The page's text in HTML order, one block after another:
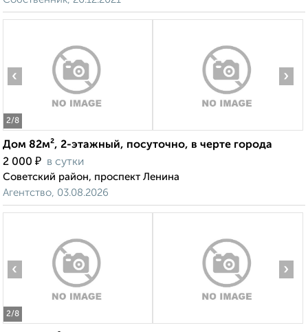
2/8
‹ ›
Дом 82м², 2-этажный, посуточно, в черте города
2 000 ₽ в сутки
Советский район, проспект Ленина
Агентство, 03.08.2026
2/8
‹ ›